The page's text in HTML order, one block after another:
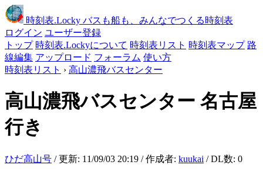
時刻表.Locky バスも船も、みんなでつくる時刻表
ログイン ユーザー登録
トップ 時刻表.Lockyについて 時刻表リスト 時刻表マップ 路
線編集 アップロード フォーラム 使い方
時刻表リスト › 高山濃飛バスセンター
高山濃飛バスセンター 名古屋
行き
ひだ高山号 / 更新: 11/09/03 20:19 / 作成者: kuukai / DL数: 0